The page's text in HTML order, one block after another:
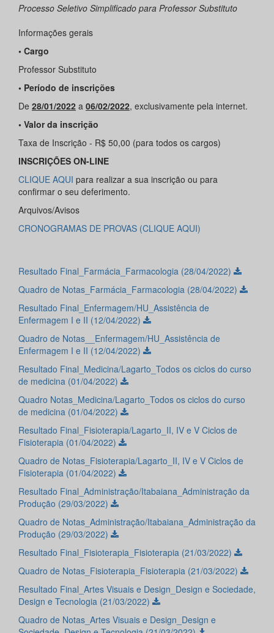
Processo Seletivo Simplificado para Professor Substituto
Informações gerais
• Cargo
Professor Substituto
• Período de inscrições
De 28/01/2022 a 06/02/2022, exclusivamente pela internet.
• Valor da inscrição
Taxa de Inscrição - R$ 50,00 (para todos os cargos)
INSCRIÇÕES ON-LINE
CLIQUE AQUI para realizar a sua inscrição ou para
confirmar o seu deferimento.
Arquivos/Avisos
CRONOGRAMAS DE PROVAS (CLIQUE AQUI)
Resultado Final_Farmácia_Farmacologia (28/04/2022)
Quadro de Notas_Farmácia_Farmacologia (28/04/2022)
Resultado Final_Enfermagem/HU_Assistência de
Enfermagem I e II (12/04/2022)
Quadro de Notas__Enfermagem/HU_Assistência de
Enfermagem I e II (12/04/2022)
Resultado Final_Medicina/Lagarto_Todos os ciclos do curso
de medicina (01/04/2022)
Quadro Notas_Medicina/Lagarto_Todos os ciclos do curso
de medicina (01/04/2022)
Resultado Final_Fisioterapia/Lagarto_II, IV e V Ciclos de
Fisioterapia (01/04/2022)
Quadro de Notas_Fisioterapia/Lagarto_II, IV e V Ciclos de
Fisioterapia (01/04/2022)
Resultado Final_Administração/Itabaiana_Administração da
Produção (29/03/2022)
Quadro de Notas_Administração/Itabaiana_Administração da
Produção (29/03/2022)
Resultado Final_Fisioterapia_Fisioterapia (21/03/2022)
Quadro de Notas_Fisioterapia_Fisioterapia (21/03/2022)
Resultado Final_Artes Visuais e Design_Design e Sociedade,
Design e Tecnologia (21/03/2022)
Quadro de Notas_Artes Visuais e Design_Design e